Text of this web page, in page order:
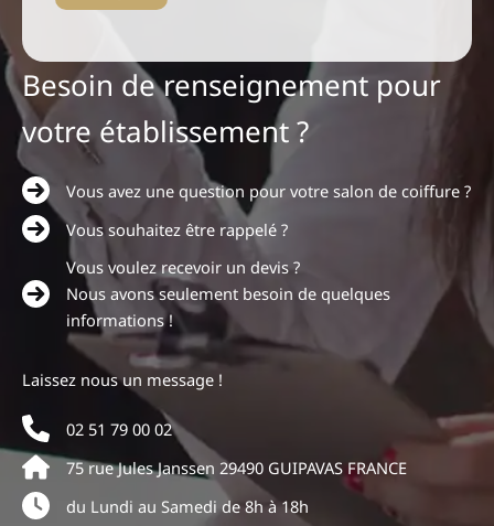
Besoin de renseignement pour
votre établissement ?
Vous avez une question pour votre salon de coiffure ?
Vous souhaitez être rappelé ?
Vous voulez recevoir un devis ?
Nous avons seulement besoin de quelques
informations !
Laissez nous un message !
02 51 79 00 02
75 rue Jules Janssen 29490 GUIPAVAS FRANCE
du Lundi au Samedi de 8h à 18h